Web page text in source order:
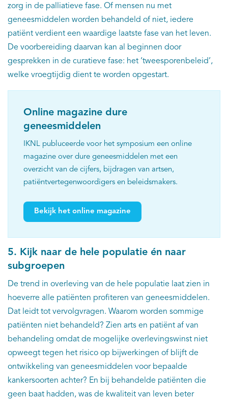
zorg in de palliatieve fase. Of mensen nu met
geneesmiddelen worden behandeld of niet, iedere
patiënt verdient een waardige laatste fase van het leven.
De voorbereiding daarvan kan al beginnen door
gesprekken in de curatieve fase: het ‘tweesporenbeleid’,
welke vroegtijdig dient te worden opgestart.
Online magazine dure
geneesmiddelen
IKNL publuceerde voor het symposium een online
magazine over dure geneesmiddelen met een
overzicht van de cijfers, bijdragen van artsen,
patiëntvertegenwoordigers en beleidsmakers.
Bekijk het online magazine
5. Kijk naar de hele populatie én naar
subgroepen
De trend in overleving van de hele populatie laat zien in
hoeverre alle patiënten profiteren van geneesmiddelen.
Dat leidt tot vervolgvragen. Waarom worden sommige
patiënten niet behandeld? Zien arts en patiënt af van
behandeling omdat de mogelijke overlevingswinst niet
opweegt tegen het risico op bijwerkingen of blijft de
ontwikkeling van geneesmiddelen voor bepaalde
kankersoorten achter? En bij behandelde patiënten die
geen baat hadden, was de kwaliteit van leven beter